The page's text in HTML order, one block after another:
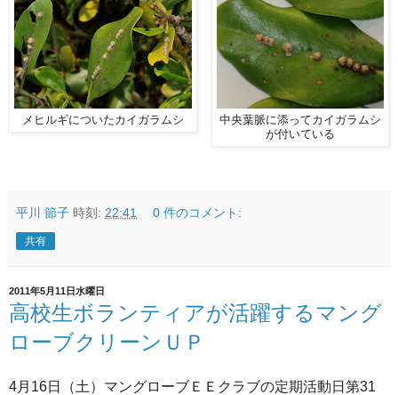
メヒルギについたカイガラムシ
中央葉脈に添ってカイガラムシ
が付いている
平川 節子 時刻: 22:41 0 件のコメント:
共有
2011年5月11日水曜日
高校生ボランティアが活躍するマング
ローブクリーンＵＰ
4月16日（土）マングローブＥＥクラブの定期活動日第31